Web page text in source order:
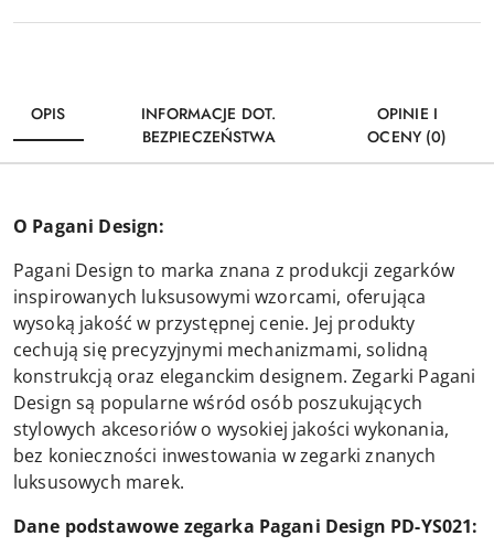
OPIS
INFORMACJE DOT.
BEZPIECZEŃSTWA
OPINIE I
OCENY (0)
O Pagani Design:
Pagani Design to marka znana z produkcji zegarków
inspirowanych luksusowymi wzorcami, oferująca
wysoką jakość w przystępnej cenie. Jej produkty
cechują się precyzyjnymi mechanizmami, solidną
konstrukcją oraz eleganckim designem. Zegarki Pagani
Design są popularne wśród osób poszukujących
stylowych akcesoriów o wysokiej jakości wykonania,
bez konieczności inwestowania w zegarki znanych
luksusowych marek.
Dane podstawowe zegarka Pagani Design PD-YS021: